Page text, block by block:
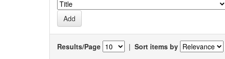
Results/Page | Sort items by